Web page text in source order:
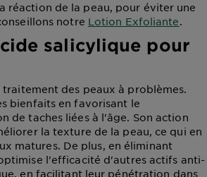
réaction de la peau, pour éviter une
notre Lotion Exfoliante.
salicylique pour
des peaux à problèmes.
bienfaits en favorisant le
de taches liées à l'âge. Son action
la texture de la peau, ce qui en
matures. De plus, en éliminant
l'efficacité d'autres actifs anti-
en facilitant leur pénétration dans